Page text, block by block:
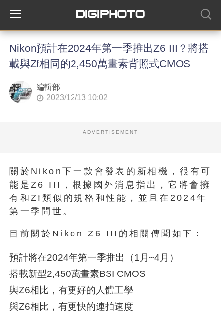
Nikon預計在2024年第一季推出Z6 III？將搭
載與Zf相同的2,450萬畫素背照式CMOS
編輯部
2023/12/13 10:02
ADVERTISEMENT
關於Nikon下一款會發表的新相機，很有可
能是Z6 III，根據國外消息指出，它將會擁
有和Zf類似的規格和性能，並且在2024年
第一季問世。
目前關於Nikon Z6 III的相關傳聞如下：
預計將在2024年第一季推出（1月~4月）
搭載新型2,450萬畫素BSI CMOS
與Z6相比，有更好的人體工學
與Z6相比，有更快的連拍速度